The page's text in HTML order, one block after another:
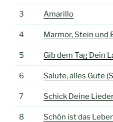
3 Amarillo
4 Marmor, Stein und
5 Gib dem Tag Dein
6 Salute, alles Gute
7 Schick Deine
8 Schön ist das